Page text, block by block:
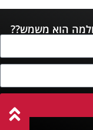
הוא משמש??